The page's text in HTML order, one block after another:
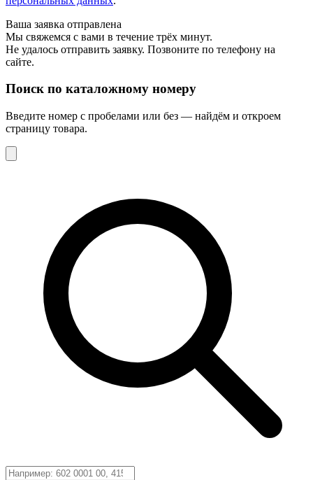
Ваша заявка отправлена
Мы свяжемся с вами в течение трёх минут.
Не удалось отправить заявку. Позвоните по телефону на
сайте.
Поиск по каталожному номеру
Введите номер с пробелами или без — найдём и откроем
страницу товара.